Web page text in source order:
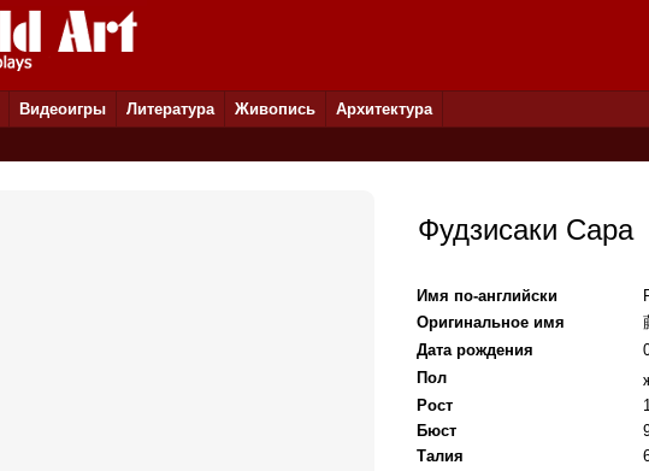
Видеоигры Литература Живопись Архитектура
Фудзисаки Сара
Имя по-английски
Оригинальное имя
Дата рождения
Пол
Рост
Бюст
Талия